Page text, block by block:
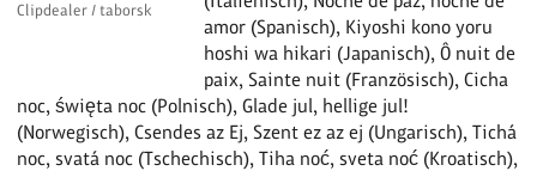
Clipdealer / taborsk
amor (Spanisch), Kiyoshi kono yoru
hoshi wa hikari (Japanisch), Ô nuit de
paix, Sainte nuit (Französisch), Cicha
noc, święta noc (Polnisch), Glade jul, hellige jul!
(Norwegisch), Csendes az Ej, Szent ez az ej (Ungarisch), Tichá
noc, svatá noc (Tschechisch), Tiha noć, sveta noć (Kroatisch),